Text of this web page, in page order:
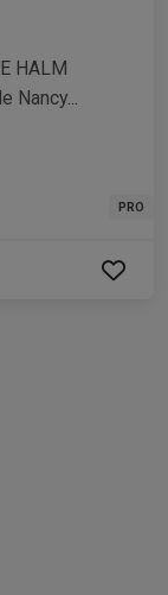
HALM
Nancy...
PRO